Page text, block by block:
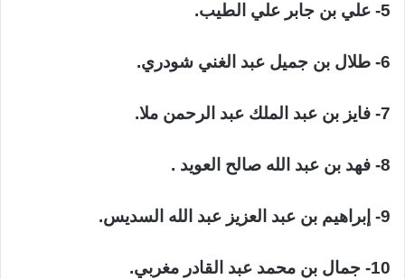
5- علي بن جابر علي الطيب.
6- طلال بن جميل عبد الغني شودري.
7- فايز بن عبد الملك عبد الرحمن ملا.
8- فهد بن عبد الله صالح العويد .
9- إبراهيم بن عبد العزيز عبد الله السديس.
10- جمال بن محمد عبد القادر مغربي.